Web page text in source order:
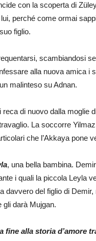
con la scoperta di
perché come ormai
figlio.
scambiandosi
alla nuova amica i
malinteso su Adnan.
di nuovo dalla moglie
La soccorre
che l’Akkaya pone
, una bella bambina.
i quali la piccola Leyla
davvero del figlio di
gli darà Mujgan.
fine alla storia d’amore